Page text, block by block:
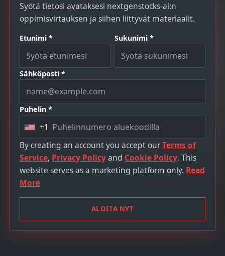
Syötä tietosi avataksesi nextgenstocks-ai:n
oppimisvirtauksen ja siihen liittyvät materiaalit.
Etunimi * Sukunimi *
Sähköposti *
Puhelin *
U
n
i
t
e
t
a
+1
By creating an account you accept ourTerms of
Service, Privacy Policyand Cookie Policy. This
website serves as a marketing platform only. Read
More
ALOITA NYT